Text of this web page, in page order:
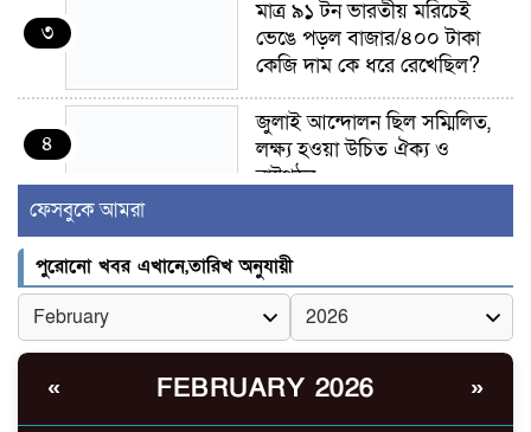
৩
মাত্র ৯১ টন ভারতীয় মরিচেই
ভেঙে পড়ল বাজার/৪০০ টাকা
কেজি দাম কে ধরে রেখেছিল?
৪
জুলাই আন্দোলন ছিল সম্মিলিত,
লক্ষ্য হওয়া উচিত ঐক্য ও
রাষ্ট্রগঠন
৫
ভোরে ঝিনাইদহ সীমান্তে জটলা
দেখে বিএসএফের রাবার বুলেট,
বাংলাদেশি আহত
চুয়াডাঙ্গা/ প্রথম স্ত্রীকে নিয়ে
মালয়েশিয়ায়, দ্বিতীয় স্ত্রী
ফেসবুকে আমরা
পুরোনো খবর এখানে,তারিখ অনুযায়ী
« FEBRUARY 2026 »